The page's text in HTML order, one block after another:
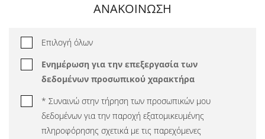
ΑΝΑΚΟΙΝΩΣΗ
Επιλογή όλων
Ενημέρωση για την επεξεργασία των
δεδομένων προσωπικού χαρακτήρα
* Συναινώ στην τήρηση των προσωπικών μου
δεδομένων για την παροχή εξατομικευμένης
πληροφόρησης σχετικά με τις παρεχόμενες